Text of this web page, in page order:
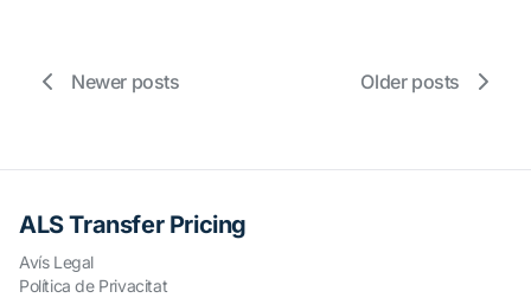
Newer posts Older posts
ALS Transfer Pricing
Avís Legal
Política de Privacitat